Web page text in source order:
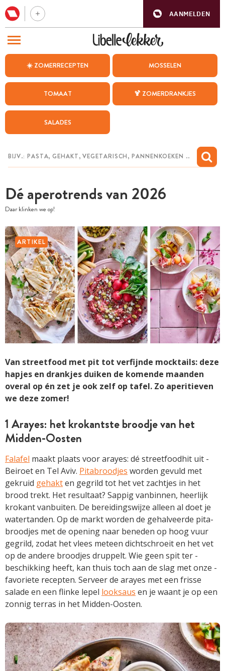
AANMELDEN
☀️ ZOMERRECEPTEN MOSSELEN
TOMAAT 🍹 ZOMERDRANKJES
SALADES
Dé aperotrends van 2026
Daar klinken we op!
ARTIKEL
Van streetfood met pit tot verfijnde mocktails: deze
hapjes en drankjes duiken de komende maanden
overal op én zet je ook zelf op tafel. Zo aperitieven
we deze zomer!
1 Arayes: het krokantste broodje van het
Midden-Oosten
Falafel maakt plaats voor arayes: dé streetfoodhit uit ­
Beiroet en Tel Aviv. Pita­broodjes worden gevuld met
gekruid gehakten gegrild tot het vet zachtjes in het
brood trekt. Het resultaat? Sappig vanbinnen, heerlijk
krokant ­vanbuiten. De bereidings­wijze alleen al doet je
watertanden. Op de markt worden de gehalveerde pita­
broodjes met de opening naar beneden op hoog vuur
gegrild, zodat het vlees ­meteen dichtschroeit en het vet
op de andere broodjes druppelt. Wie geen spit ter ­
beschikking heeft, kan thuis toch aan de slag met onze ­
favoriete recepten. Serveer de arayes met een frisse
salade en een flinke lepel ­ looksaus en je waant je op een
zonnig terras in het ­Midden-Oosten.
BEZOEK ONZE ANDERE WEBSITES
WEEKMENU
CHAT MET MAIA
MIJN BEWAARDE RECEPTEN